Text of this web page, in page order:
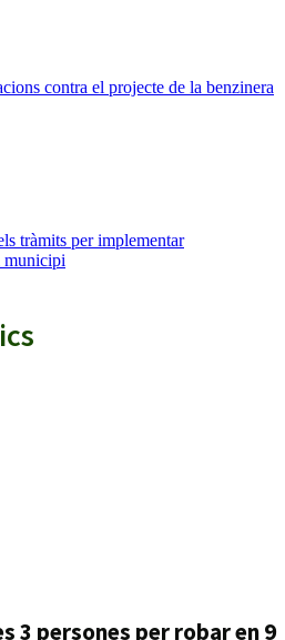
contra el projecte de la benzinera
tràmits per implementar
municipi
3 persones per robar en 9